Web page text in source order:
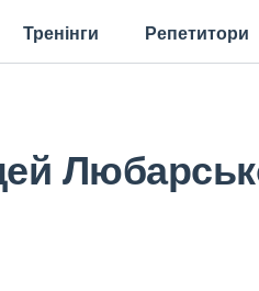
Тренінги Репетитори